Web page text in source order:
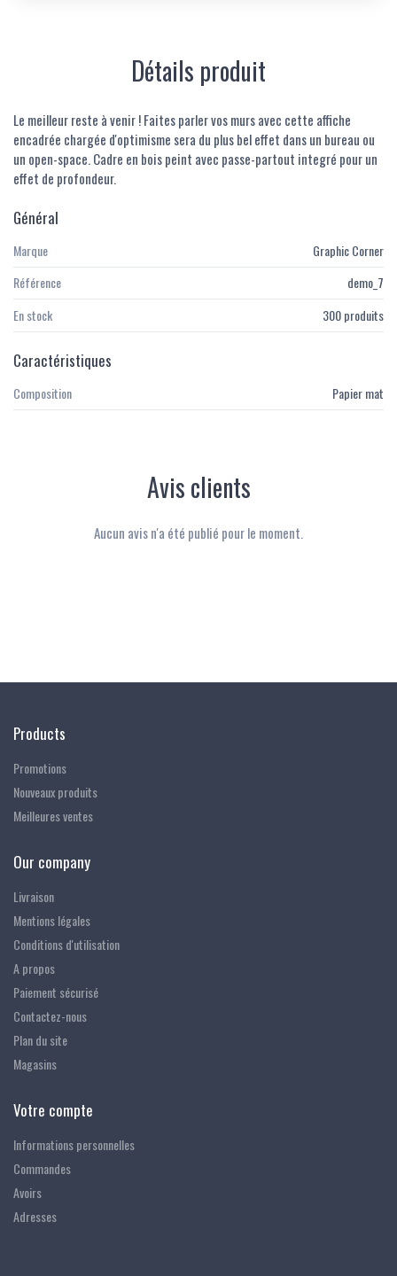
Détails produit
Le meilleur reste à venir ! Faites parler vos murs avec cette affiche
encadrée chargée d'optimisme sera du plus bel effet dans un bureau ou
un open-space. Cadre en bois peint avec passe-partout integré pour un
effet de profondeur.
Général
Marque
Graphic Corner
Référence
demo_7
En stock
300 produits
Caractéristiques
Composition Papier mat
Avis clients
Aucun avis n'a été publié pour le moment.
Products
Promotions
Nouveaux produits
Meilleures ventes
Our company
Livraison
Mentions légales
Conditions d'utilisation
A propos
Paiement sécurisé
Contactez-nous
Plan du site
Magasins
Votre compte
Informations personnelles
Commandes
Avoirs
Adresses